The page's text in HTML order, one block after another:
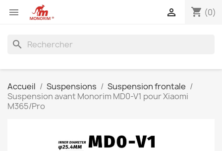
 shopping_cart (0)

search
Accueil Suspensions
Suspension frontale
Suspension avant Monorim MD0-V1 pour Xiaomi
M365/Pro